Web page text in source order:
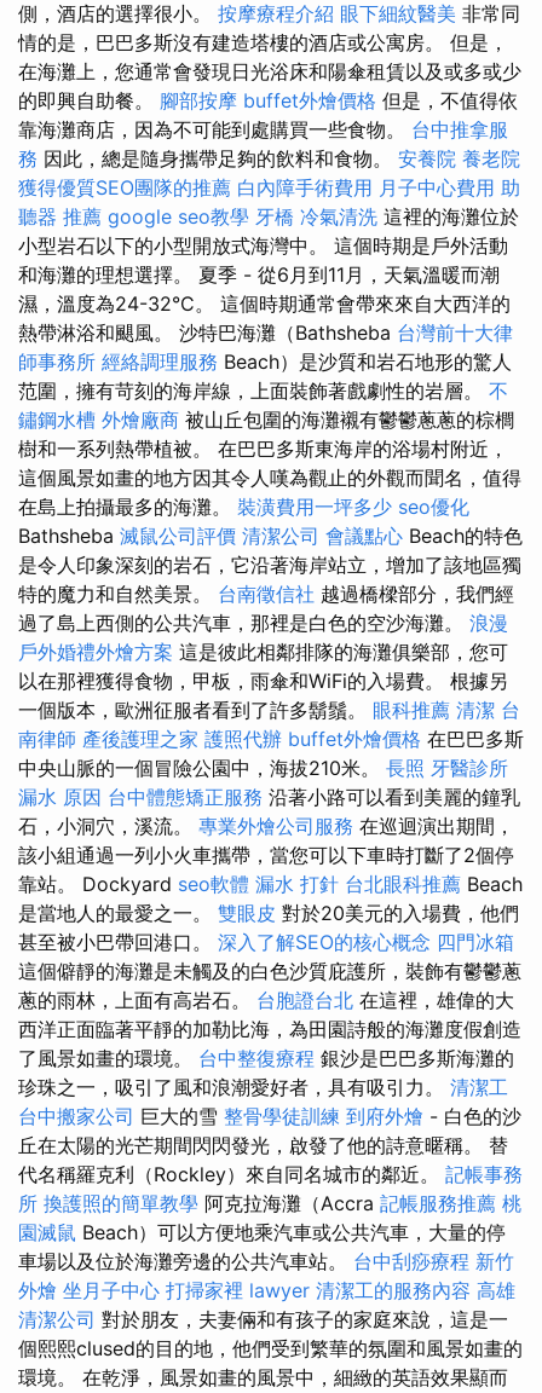
側，酒店的選擇很小。 按摩療程介紹 眼下細紋醫美 非常同
情的是，巴巴多斯沒有建造塔樓的酒店或公寓房。 但是，
在海灘上，您通常會發現日光浴床和陽傘租賃以及或多或少
的即興自助餐。 腳部按摩 buffet外燴價格 但是，不值得依
靠海灘商店，因為不可能到處購買一些食物。 台中推拿服
務 因此，總是隨身攜帶足夠的飲料和食物。 安養院 養老院
獲得優質SEO團隊的推薦 白內障手術費用 月子中心費用 助
聽器 推薦 google seo教學 牙橋 冷氣清洗 這裡的海灘位於
小型岩石以下的小型開放式海灣中。 這個時期是戶外活動
和海灘的理想選擇。 夏季 - 從6月到11月，天氣溫暖而潮
濕，溫度為24-32°C。 這個時期通常會帶來來自大西洋的
熱帶淋浴和颶風。 沙特巴海灘（Bathsheba 台灣前十大律
師事務所 經絡調理服務 Beach）是沙質和岩石地形的驚人
范圍，擁有苛刻的海岸線，上面裝飾著戲劇性的岩層。 不
鏽鋼水槽 外燴廠商 被山丘包圍的海灘襯有鬱鬱蔥蔥的棕櫚
樹和一系列熱帶植被。 在巴巴多斯東海岸的浴場村附近，
這個風景如畫的地方因其令人嘆為觀止的外觀而聞名，值得
在島上拍攝最多的海灘。 裝潢費用一坪多少 seo優化
Bathsheba 滅鼠公司評價 清潔公司 會議點心 Beach的特色
是令人印象深刻的岩石，它沿著海岸站立，增加了該地區獨
特的魔力和自然美景。 台南徵信社 越過橋樑部分，我們經
過了島上西側的公共汽車，那裡是白色的空沙海灘。 浪漫
戶外婚禮外燴方案 這是彼此相鄰排隊的海灘俱樂部，您可
以在那裡獲得食物，甲板，雨傘和WiFi的入場費。 根據另
一個版本，歐洲征服者看到了許多鬍鬚。 眼科推薦 清潔 台
南律師 產後護理之家 護照代辦 buffet外燴價格 在巴巴多斯
中央山脈的一個冒險公園中，海拔210米。 長照 牙醫診所
漏水 原因 台中體態矯正服務 沿著小路可以看到美麗的鐘乳
石，小洞穴，溪流。 專業外燴公司服務 在巡迴演出期間，
該小組通過一列小火車攜帶，當您可以下車時打斷了2個停
靠站。 Dockyard seo軟體 漏水 打針 台北眼科推薦 Beach
是當地人的最愛之一。 雙眼皮 對於20美元的入場費，他們
甚至被小巴帶回港口。 深入了解SEO的核心概念 四門冰箱
這個僻靜的海灘是未觸及的白色沙質庇護所，裝飾有鬱鬱蔥
蔥的雨林，上面有高岩石。 台胞證台北 在這裡，雄偉的大
西洋正面臨著平靜的加勒比海，為田園詩般的海灘度假創造
了風景如畫的環境。 台中整復療程 銀沙是巴巴多斯海灘的
珍珠之一，吸引了風和浪潮愛好者，具有吸引力。 清潔工
台中搬家公司 巨大的雪 整骨學徒訓練 到府外燴 - 白色的沙
丘在太陽的光芒期間閃閃發光，啟發了他的詩意暱稱。 替
代名稱羅克利（Rockley）來自同名城市的鄰近。 記帳事務
所 換護照的簡單教學 阿克拉海灘（Accra 記帳服務推薦 桃
園滅鼠 Beach）可以方便地乘汽車或公共汽車，大量的停
車場以及位於海灘旁邊的公共汽車站。 台中刮痧療程 新竹
外燴 坐月子中心 打掃家裡 lawyer 清潔工的服務內容 高雄
清潔公司 對於朋友，夫妻倆和有孩子的家庭來說，這是一
個熙熙clused的目的地，他們受到繁華的氛圍和風景如畫的
環境。 在乾淨，風景如畫的風景中，細緻的英語效果顯而